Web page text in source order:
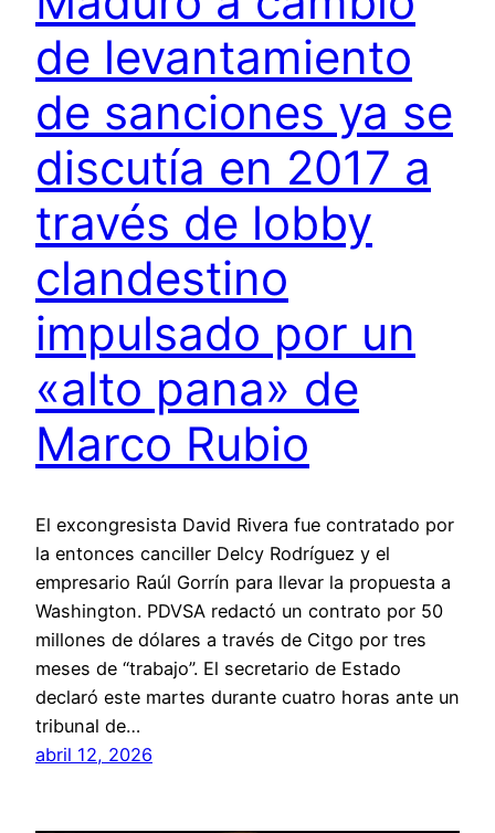
de levantamiento
de sanciones ya se
discutía en 2017 a
través de lobby
clandestino
impulsado por un
«alto pana» de
Marco Rubio
El excongresista David Rivera fue contratado por
la entonces canciller Delcy Rodríguez y el
empresario Raúl Gorrín para llevar la propuesta a
Washington. PDVSA redactó un contrato por 50
millones de dólares a través de Citgo por tres
meses de “trabajo”. El secretario de Estado
declaró este martes durante cuatro horas ante un
tribunal de…
abril 12, 2026